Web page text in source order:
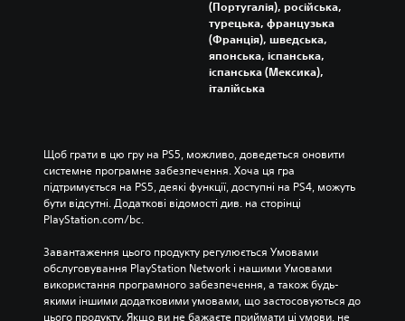
(Португалія), російська,
турецька, французька
(Франція), шведська,
японська, іспанська,
іспанська (Мексика),
італійська
Щоб грати в цю гру на PS5, можливо, доведеться оновити
системне програмне забезпечення. Хоча ця гра
підтримується на PS5, деякі функції, доступні на PS4, можуть
бути відсутні. Додаткові відомості див. на сторінці
PlayStation.com/bc.
Завантаження цього продукту регулюється Умовами
обслуговування PlayStation Network і нашими Умовами
використання програмного забезпечення, а також будь-
якими іншими додатковими умовами, що застосовуються до
цього продукту. Якщо ви не бажаєте приймати ці умови, не